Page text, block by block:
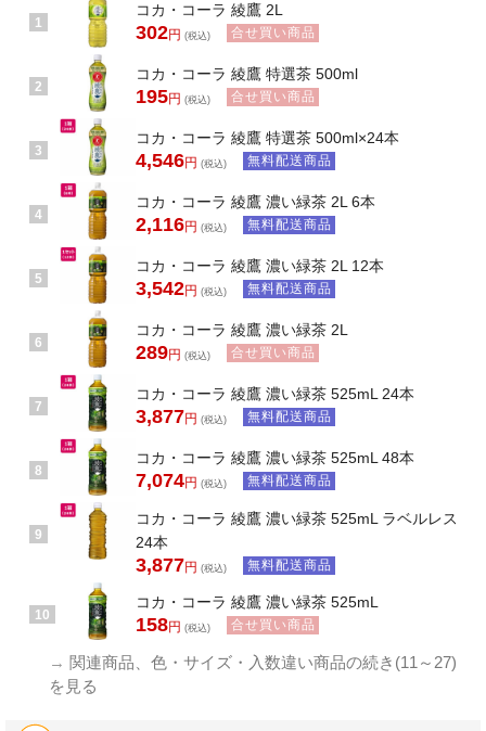
1
コカ・コーラ 綾鷹 2L
302円 (税込) 合せ買い商品
2
コカ・コーラ 綾鷹 特選茶 500ml
195円 (税込) 合せ買い商品
3
コカ・コーラ 綾鷹 特選茶 500ml×24本
4,546円 (税込) 無料配送商品
4
コカ・コーラ 綾鷹 濃い緑茶 2L 6本
2,116円 (税込) 無料配送商品
5
コカ・コーラ 綾鷹 濃い緑茶 2L 12本
3,542円 (税込) 無料配送商品
6
コカ・コーラ 綾鷹 濃い緑茶 2L
289円 (税込) 合せ買い商品
7
コカ・コーラ 綾鷹 濃い緑茶 525mL 24本
3,877円 (税込) 無料配送商品
8
コカ・コーラ 綾鷹 濃い緑茶 525mL 48本
7,074円 (税込) 無料配送商品
9
コカ・コーラ 綾鷹 濃い緑茶 525mL ラベルレス
24本
3,877円 (税込) 無料配送商品
10
コカ・コーラ 綾鷹 濃い緑茶 525mL
158円 (税込) 合せ買い商品
→ 関連商品、色・サイズ・入数違い商品の続き(11～27)
を見る